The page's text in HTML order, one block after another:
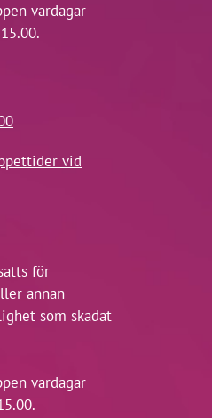
vardagar
vid
för
annan
som skadat
vardagar